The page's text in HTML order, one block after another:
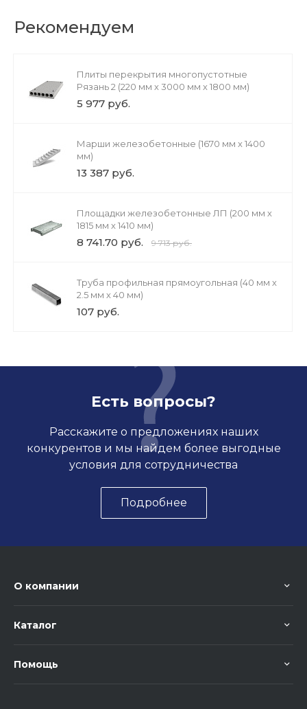
Рекомендуем
Плиты перекрытия многопустотные
Рязань 2 (220 мм х 3000 мм х 1800 мм)
5 977 руб.
Марши железобетонные (1670 мм х 1400
мм)
13 387 руб.
Площадки железобетонные ЛП (200 мм х
1815 мм х 1410 мм)
8 741.70 руб. 9 713 руб.
Труба профильная прямоугольная (40 мм х
2.5 мм х 40 мм)
107 руб.
Есть вопросы?
Расскажите о предложениях наших
конкурентов и мы найдем более выгодные
условия для сотрудничества
Подробнее
О компании
Каталог
Помощь